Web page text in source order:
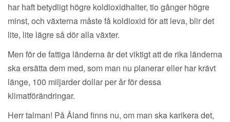
har haft betydligt högre koldioxidhalter, tio gånger högre
minst, och växterna måste få koldioxid för att leva, blir det
lite, lite lägre så dör alla växter.
Men för de fattiga länderna är det viktigt att de rika länderna
ska ersätta dem med, som man nu planerar eller har krävt
länge, 100 miljarder dollar per år för dessa
klimatförändringar.
Herr talman! På Åland finns nu, om man ska karikera det,